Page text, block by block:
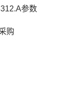
参数
购